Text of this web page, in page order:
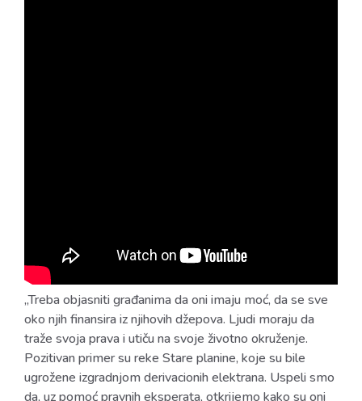
„Treba objasniti građanima da oni imaju moć, da se sve
oko njih finansira iz njihovih džepova. Ljudi moraju da
traže svoja prava i utiču na svoje životno okruženje.
Pozitivan primer su reke Stare planine, koje su bile
ugrožene izgradnjom derivacionih elektrana. Uspeli smo
da, uz pomoć pravnih eksperata, otkrijemo kako su oni